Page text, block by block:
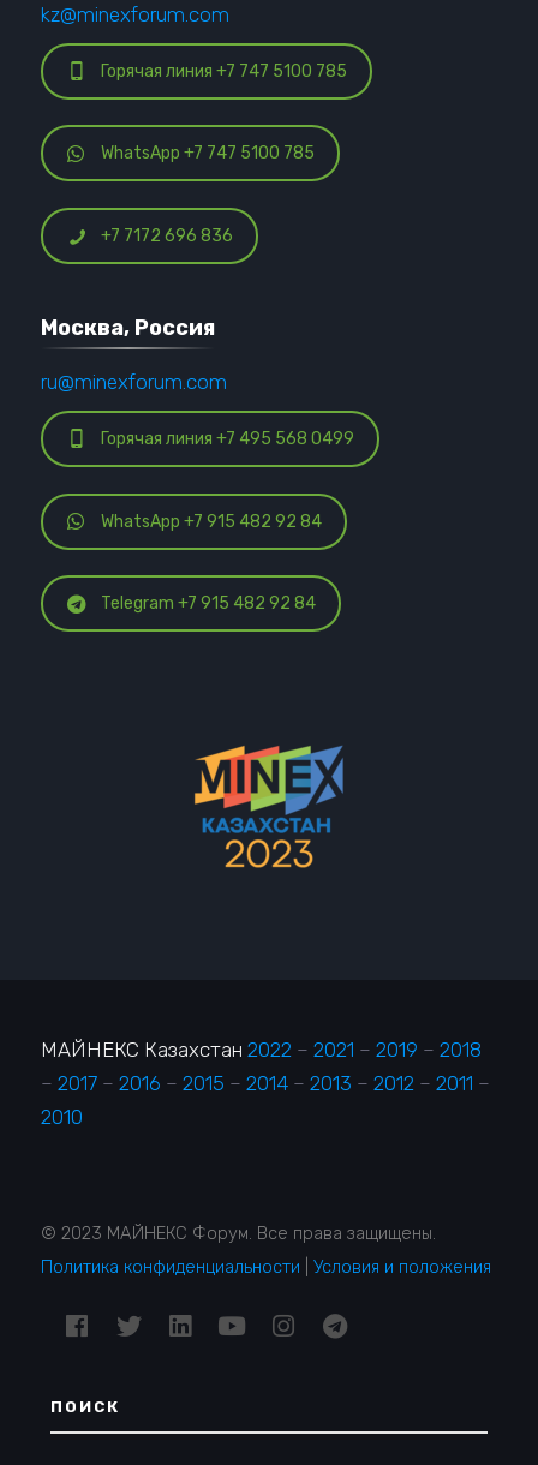
kz@minexforum.com
Горячая линия +7 747 5100 785
WhatsApp +7 747 5100 785
+7 7172 696 836
Москва, Россия
ru@minexforum.com
Горячая линия +7 495 568 0499
WhatsApp +7 915 482 92 84
Telegram +7 915 482 92 84
МАЙНЕКС Казахстан2022 – 2021 – 2019 – 2018
– 2017 – 2016 – 2015 – 2014 – 2013 – 2012 – 2011 –
2010
© 2023 МАЙНЕКС Форум. Все права защищены.
Политика конфиденциальности |Условия и положения
ПОИСК